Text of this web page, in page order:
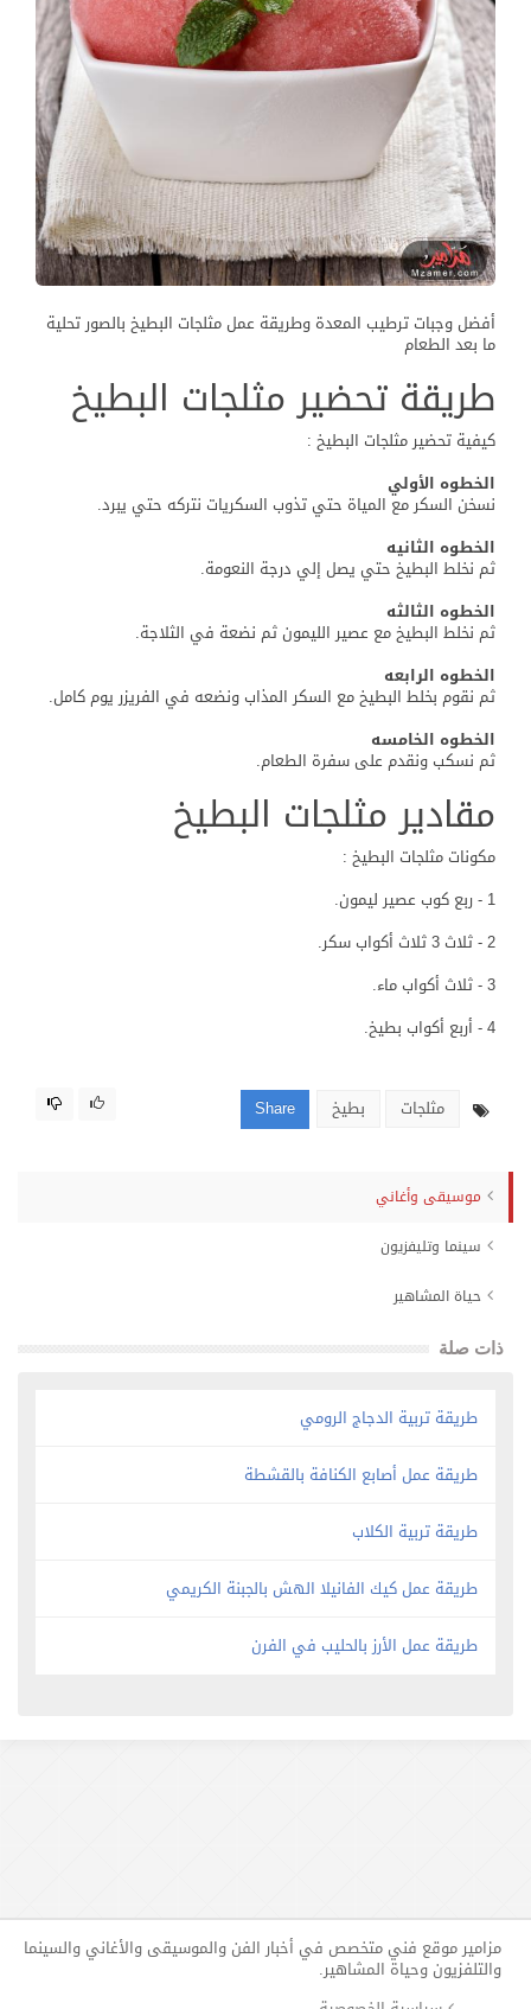
أفضل وجبات ترطيب المعدة وطريقة عمل مثلجات البطيخ بالصور تحلية
ما بعد الطعام
طريقة تحضير مثلجات البطيخ
كيفية تحضير مثلجات البطيخ :
الخطوه الأولي
نسخن السكر مع المياة حتي تذوب السكريات نتركه حتي يبرد.
الخطوه الثانيه
ثم نخلط البطيخ حتي يصل إلي درجة النعومة.
الخطوه الثالثه
ثم نخلط البطيخ مع عصير الليمون ثم نضعة في الثلاجة.
الخطوه الرابعه
ثم نقوم بخلط البطيخ مع السكر المذاب ونضعه في الفريزر يوم كامل.
الخطوه الخامسه
ثم نسكب ونقدم على سفرة الطعام.
مقادير مثلجات البطيخ
مكونات مثلجات البطيخ :
1 - ربع كوب عصير ليمون.
2 - ثلاث 3 ثلاث أكواب سكر.
3 - ثلاث أكواب ماء.
4 - أربع أكواب بطيخ.
مثلجات بطيخ Share
موسيقى وأغاني
سينما وتليفزيون
حياة المشاهير
ذات صلة
طريقة تربية الدجاج الرومي
طريقة عمل أصابع الكنافة بالقشطة
طريقة تربية الكلاب
طريقة عمل كيك الفانيلا الهش بالجبنة الكريمي
طريقة عمل الأرز بالحليب في الفرن
مزامير موقع فني متخصص في أخبار الفن والموسيقى والأغاني والسينما
والتلفزيون وحياة المشاهير.